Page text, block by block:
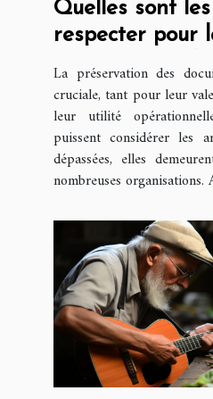
Quelles sont
respecter pour
conservation
d’entreprise ?
La préservation des
cruciale, tant pour leur
leur utilité
puissent considérer les
dépassées, elles
nombreuses